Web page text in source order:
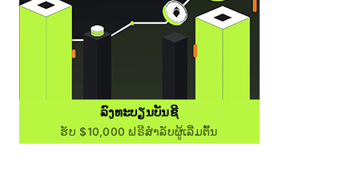
ລົງທະບຽນບັນຊີ
ຮັບ $10,000 ຟຣີສຳລັບຜູ້ເລີ່ມຕົ້ນ